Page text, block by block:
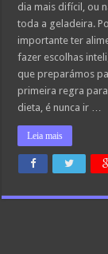
dia mais difícil, ou
toda a geladeira.
importante ter
fazer escolhas
que preparámos
primeira regra
dieta, é nunca ir …
Leia mais